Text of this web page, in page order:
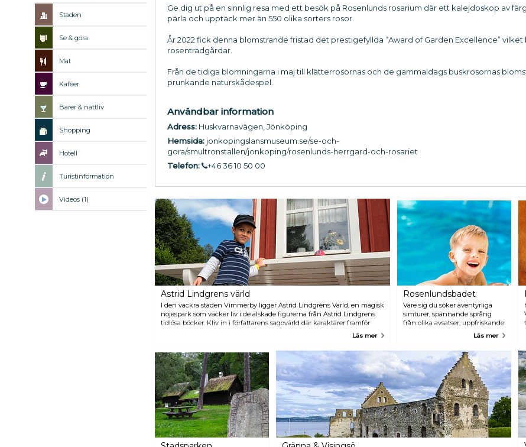
Staden
Se & göra
Mat
Kaféer
Barer & nattliv
Shopping
Hotell
Turistinformation
Videos (1)
Ge dig ut på en sinnlig resa med ett besök på Rosenlunds rosarium där ett kalejdoskop av
pärla och upptäck mer än 550 olika sorters rosor.
År 2022 fick denna blomstrande fristad det prestigefyllda ”Award of Garden Excellence”
rosenträdgårdar.
Från de tidiga blomningarna i maj till klätterrosornas och de gammaldags buskrosornas
prunkande naturskådespel.
Användbar information
Adress: Huskvarnavägen, Jönköping
Hemsida: jonkopingslansmuseum.se/se-och-
gora/smultronstallen/jonkoping/rosenlunds-herrgard-och-rosariet
Telefon:
+46 36 10 50 00
Astrid Lindgrens värld
I den vackra staden Vimmerby ligger Astrid Lindgrens Värld, en magisk
nöjespark som väcker liv i de älskade figurerna från Astrid Lindgrens
tidlösa böcker. Kliv in i författarens sagovärld där karaktärer framför
scener ur böckerna och deltar i roliga improvisationer. Parken erbjuder
av denna världsberömda svenska författare. Öppet från maj till augusti
samt helgöppet i september och utvalda veckor i oktober och
november.
Läs mer
Rosenlundsbadet
Vare sig du söker äventyrliga
simturer, spännande språng
från olika avsatser, uppfriskande
träning i en 50-meterspool,
träningspass i gymmet eller bara
att varva ner i relaxavdelningen
har Rosenlundsbadet allt.
Dessutom kan småbarnsfamiljer
njuta av plaskpoolen och
undervisningspoolen som gör
besöket till en mångsidig och
trevlig upplevelse för besökare i
alla åldrar.
Läs mer